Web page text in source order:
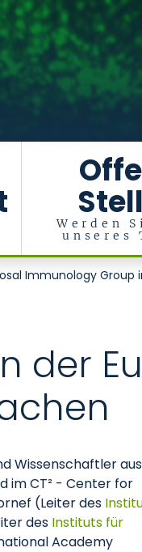
Werden
unseres
Immunology Group
der
Wissenschaftler aus
im CT² - Center for
(Leiter des
des Instituts für
Academy